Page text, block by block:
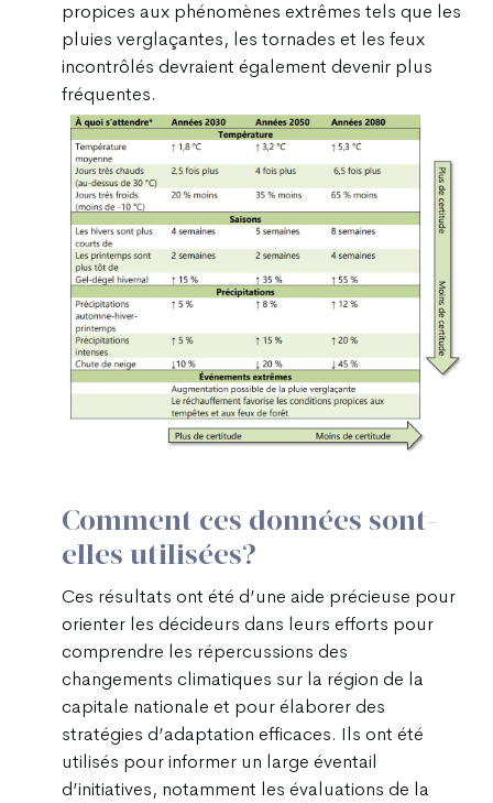
propices aux phénomènes extrêmes tels que les
pluies verglaçantes, les tornades et les feux
incontrôlés devraient également devenir plus
fréquentes.
Comment ces données sont-
elles utilisées?
Ces résultats ont été d’une aide précieuse pour
orienter les décideurs dans leurs efforts pour
comprendre les répercussions des
changements climatiques sur la région de la
capitale nationale et pour élaborer des
stratégies d’adaptation efficaces. Ils ont été
utilisés pour informer un large éventail
d’initiatives, notamment les évaluations de la